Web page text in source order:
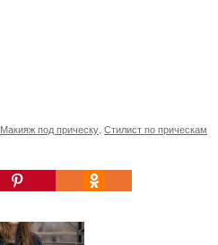
Макияж под прическу, Стилист по прическам